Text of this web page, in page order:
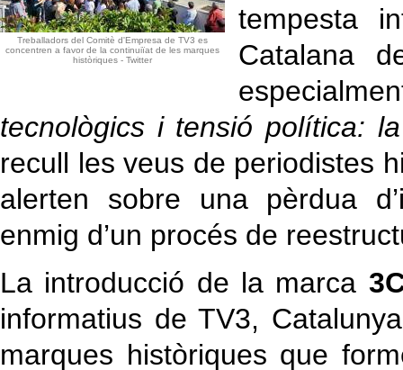
Treballadors del Comitè d'Empresa de TV3 es
concentren a favor de la continuiïat de les marques
històriques - Twitter
tempesta
Catalana
tecnològics i tensió política:
recull les veus de periodistes
alerten sobre una pèrdua
enmig d’un procés de
La introducció de la marca
informatius de TV3,
marques històriques que